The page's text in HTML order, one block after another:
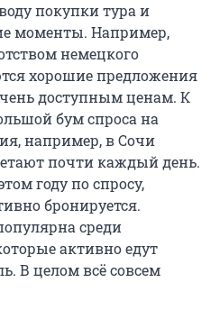
покупки тура и
моменты. Например,
немецкого
хорошие предложения
доступным ценам. К
бум спроса на
например, в Сочи
почти каждый день.
году по спросу,
бронируется.
среди
активно едут
В целом всё совсем